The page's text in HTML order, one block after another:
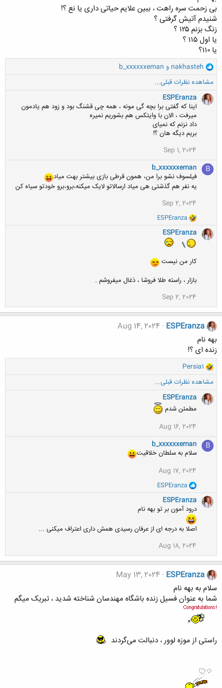
بی زحمت سره راهت ، ببین علایم حیاتی داری یا نع ؟!
شنیدم آتیش گرفتی ؟
زنگ بزنم ۱۲۵ ؟
یا اول ۱۱۵ ؟
یا ۱۱۰؟
و
ک
ن
ش
nakhasteh و b_xxxxxxeman
مشاهده نظرات قبلی...
ESPEranza
اینا که گفتی برا بچه گی مونه ، همه چی قشنگ بود و زود هم یادمون
میرفت ، الان با وایتکس هم بشوریم نمیره
داد نزنم که نمیای
بریم دیگه هان ؟!
Sep 1, 2024
B
b_xxxxxxeman
فیلسوف نشو برا من، همون قرطی بازی بیشتر بهت میاد
یه نفر هم گذشتی هی میاد ارسالاتو لایک میکنه،برو،برو خودتو سیاه کن
Sep 2, 2024
و
ک
ن
ش
ا
ESPEranza
ESPEranza
کار من نیست
بازار ، راسته طلا فروشا ، ذغال میفروشم .
Sep 2, 2024
ESPEranza
Aug 14, 2024
بهه نام
زنده ای ؟!
و
ک
ن
ش
Persia1
مشاهده نظرات قبلی...
ESPEranza
مطمئن شدم
Aug 16, 2024
B
b_xxxxxxeman
سلام به سلطان خلاقیت
Aug 17, 2024
و
ک
ن
ش
ه
ا
ESPEranza
ESPEranza
درود آمون بر تو بهه نام
اصلا به درجه ای از عرفان رسیدی همش داری اعتراف میکنی ...
Aug 18, 2024
ESPEranza
May 13, 2024
سلام به بهه نام
شما به عنوان فسیل زنده باشگاه مهندسان شناخته شدید ، تبریک میگم
راستی از موزه لوور ، دنبالت می‌گردند